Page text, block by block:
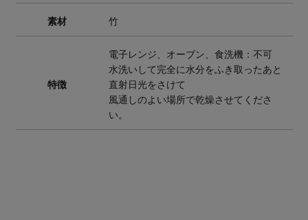
素材 竹
特徴
電子レンジ、オーブン、食洗機：不可
水洗いして完全に水分をふき取ったあと
直射日光をさけて
風通しのよい場所で乾燥させてくださ
い。